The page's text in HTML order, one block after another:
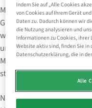
Magen/Darm-
Gleichgewicht im Körper
wie Blähungen
und heftige
Menschen nicht
ständig.
Nicht nur die körperlichen
Indem Sie auf „Alle Cookies
von Cookies auf Ihrem Gerät
Daten zu. Dadurch können wir
die Nutzung analysieren und
Informationen zu Cookies,
Website aktiv sind, finden Sie
Datenschutzerklärung, die in
Alle